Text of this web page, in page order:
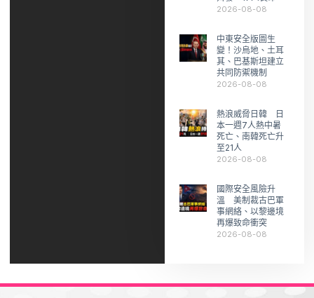
2026-08-08
中東安全版圖生
變！沙烏地、土耳
其、巴基斯坦建立
共同防禦機制
2026-08-08
熱浪威脅日韓 日
本一週7人熱中暑
死亡、南韓死亡升
至21人
2026-08-08
國際安全風險升
溫 美制裁古巴軍
事網絡、以黎邊境
再爆致命衝突
2026-08-08